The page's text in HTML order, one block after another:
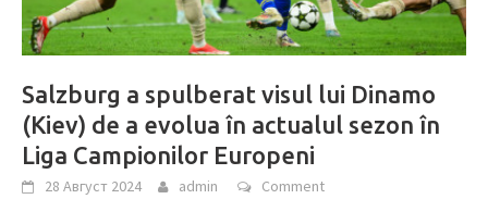
Salzburg a spulberat visul lui Dinamo
(Kiev) de a evolua în actualul sezon în
Liga Campionilor Europeni
28 Август 2024 admin Comment